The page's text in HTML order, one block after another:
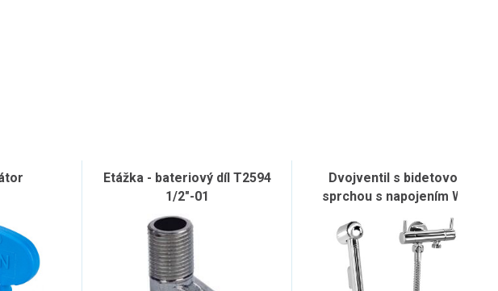
Etážka - bateriový díl T2594
1/2"-01
Dvojventil s bidetovou
sprchou s napojením WC